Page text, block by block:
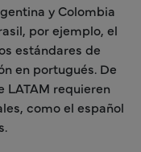
y Colombia
por ejemplo, el
estándares de
en portugués. De
LATAM requieren
como el español